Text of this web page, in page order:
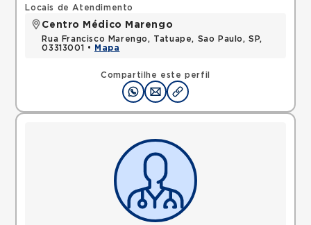
Compartilhe este perfil
Locais de Atendimento
Centro Médico Marengo
Rua Francisco Marengo, Tatuape, Sao Paulo, SP,
03313001 •
Mapa